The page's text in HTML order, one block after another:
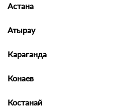
Астана
Атырау
Караганда
Конаев
Костанай
Производитель:
Производитель: